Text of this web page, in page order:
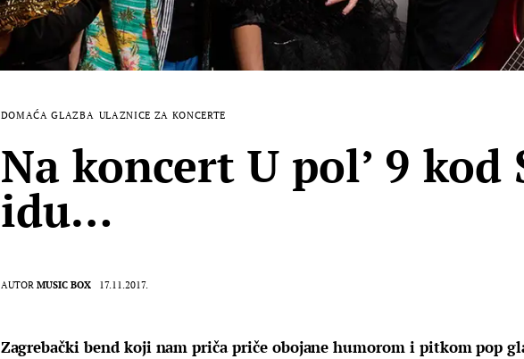
DOMAĆA GLAZBA ULAZNICE ZA KONCERTE
Na koncert U pol’ 9 kod
idu…
AUTOR MUSIC BOX 17.11.2017.
Zagrebački bend koji nam priča priče obojane humorom i pitkom pop